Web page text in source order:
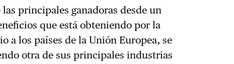
principales ganadoras desde un
que está obteniendo por la
a los países de la Unión Europea, se
otra de sus principales industrias